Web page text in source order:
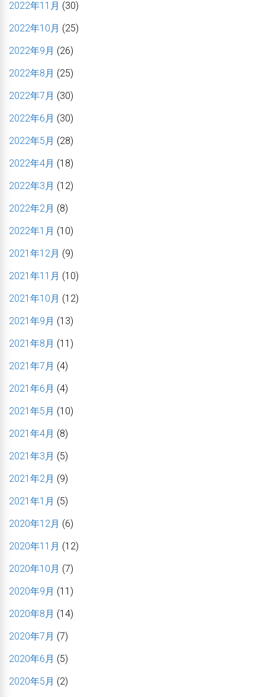
2022年11月 (30)
2022年10月 (25)
2022年9月 (26)
2022年8月 (25)
2022年7月 (30)
2022年6月 (30)
2022年5月 (28)
2022年4月 (18)
2022年3月 (12)
2022年2月 (8)
2022年1月 (10)
2021年12月 (9)
2021年11月 (10)
2021年10月 (12)
2021年9月 (13)
2021年8月 (11)
2021年7月 (4)
2021年6月 (4)
2021年5月 (10)
2021年4月 (8)
2021年3月 (5)
2021年2月 (9)
2021年1月 (5)
2020年12月 (6)
2020年11月 (12)
2020年10月 (7)
2020年9月 (11)
2020年8月 (14)
2020年7月 (7)
2020年6月 (5)
2020年5月 (2)